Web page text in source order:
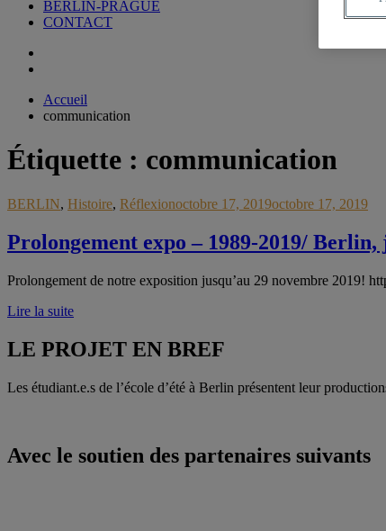
BERLIN-PRAGUE
CONTACT
Accueil
communication
Étiquette : communication
BERLIN, Histoire, Réflexionoctobre 17, 2019octobre 17, 2019
Prolongement expo – 1989-2019/
Prolongement de notre exposition jusqu’au 29 novembre 2019!
Lire la suite
LE PROJET EN BREF
Les étudiant.e.s de l’école d’été à Berlin présentent leur
Avec le soutien des partenaires suivants